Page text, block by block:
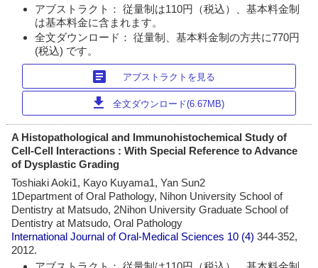
アブストラクト： 従量制は110円（税込）、基本料金制
は基本料金に含まれます。
全文ダウンロード： 従量制、基本料金制の方共に770円
(税込) です。
article アブストラクトを見る
download 全文ダウンロード(6.67MB)
A Histopathological and Immunohistochemical Study of
Cell-Cell Interactions : With Special Reference to Advance
of Dysplastic Grading
Toshiaki Aoki1, Kayo Kuyama1, Yan Sun2
1Department of Oral Pathology, Nihon University School of
Dentistry at Matsudo, 2Nihon University Graduate School of
Dentistry at Matsudo, Oral Pathology
International Journal of Oral-Medical Sciences 10 (4)344-352,
2012.